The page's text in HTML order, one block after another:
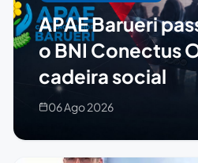
APAE Barueri
o BNI Conectus
cadeira social
06 Ago 2026